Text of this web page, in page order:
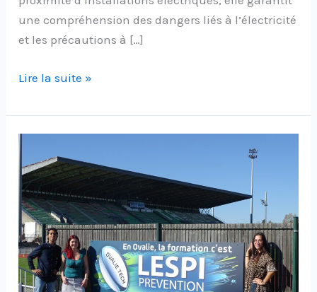
une compréhension des dangers liés à l’électricité
et les précautions à […]
Lire la suite »
Partenariat
STADO
TPR
–
LESPI
PREVENTION